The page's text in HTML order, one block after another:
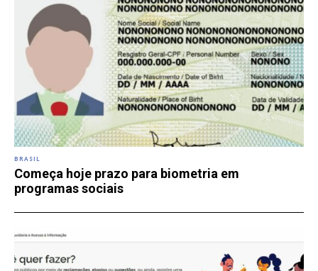
BRASIL
Começa hoje prazo para biometria em
programas sociais